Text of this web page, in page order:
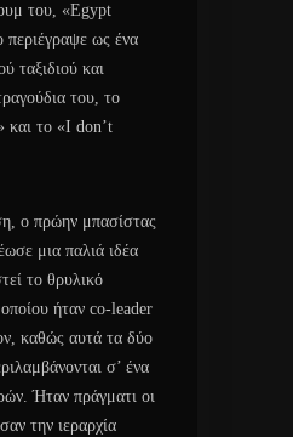
του, «Egypt
περιέγραψε ως ένα
ταξιδιού και
του, το
και το «I don’t
ο πρώην μπασίστας
μια παλιά ιδέα
το θρυλικό
ήταν co-leader
καθώς αυτά τα δύο
σ’ ένα
Ήταν πράγματι οι
την ιεραρχία